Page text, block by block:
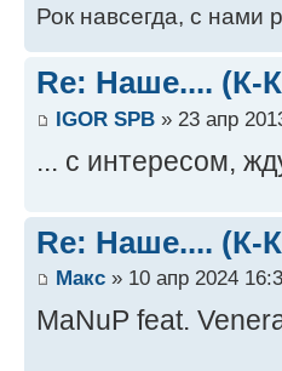
Рок навсегда, с нами
Re: Наше.... (К-
IGOR SPB » 23 апр
... с интересом,
Re: Наше.... (К-
Макс » 10 апр 2024
MaNuP feat.